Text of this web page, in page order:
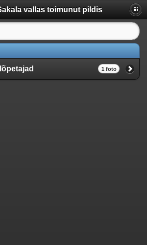
vallas toimunut pildis
1 foto